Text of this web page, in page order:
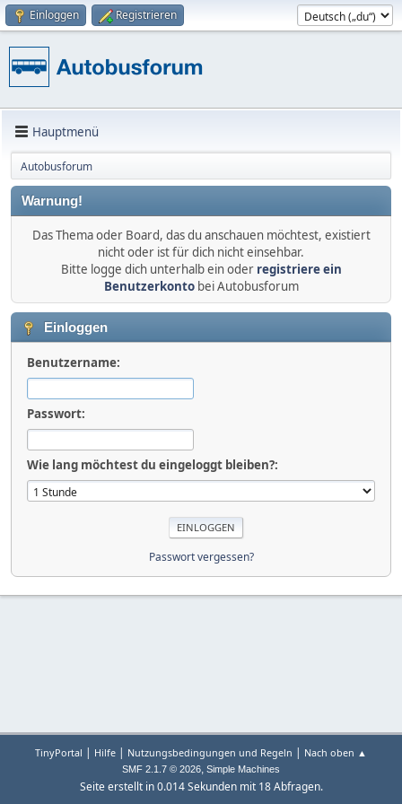
Einloggen Registrieren
Hauptmenü
Autobusforum
Warnung!
Das Thema oder Board, das du anschauen möchtest, existiert
nicht oder ist für dich nicht einsehbar.
Bitte logge dich unterhalb ein oder registriere ein
Benutzerkontobei Autobusforum
Einloggen
Benutzername:
Passwort:
Wie lang möchtest du eingeloggt bleiben?:
Passwort vergessen?
TinyPortal | Hilfe | Nutzungsbedingungen und Regeln | Nach oben ▲
SMF 2.1.7 © 2026, Simple Machines
Seite erstellt in 0.014 Sekunden mit 18 Abfragen.